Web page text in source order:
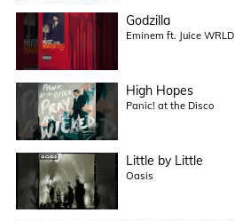
Godzilla
Eminem ft. Juice WRLD
High Hopes
Panic! at the Disco
Little by Little
Oasis